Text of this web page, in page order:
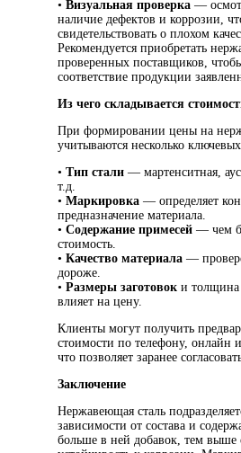
• Визуальная проверка —
наличие дефектов и коррозии,
свидетельствовать о плохом
Рекомендуется приобретать
проверенных поставщиков,
соответствие продукции
Из чего складывается
При формировании цены на
учитываются несколько
• Тип стали — мартенситная,
т.д.
• Маркировка — определяет
предназначение материала.
• Содержание примесей — чем
стоимость.
• Качество материала —
дороже.
• Размеры заготовок и толщина
влияет на цену.
Клиенты могут получить
стоимости по телефону, онлайн
что позволяет заранее
Заключение
Нержавеющая сталь
зависимости от состава и
больше в ней добавок, тем выше